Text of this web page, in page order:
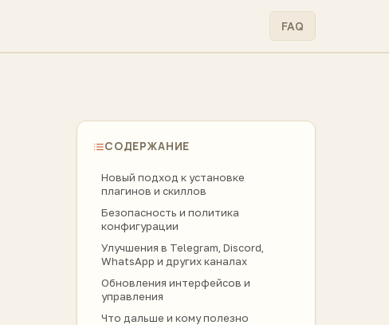
FAQ
СОДЕРЖАНИЕ
Новый подход к установке
плагинов и скиллов
Безопасность и политика
конфигурации
Улучшения в Telegram, Discord,
WhatsApp и других каналах
Обновления интерфейсов и
управления
Что дальше и кому полезно